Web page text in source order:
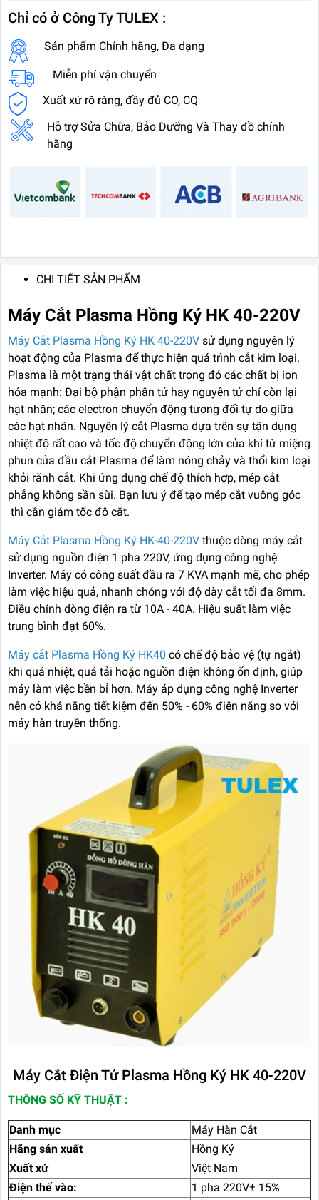
Chỉ có ở Công Ty TULEX :
Sản phẩm Chính hãng, Đa dạng
Miễn phí vận chuyển
Xuất xứ rõ ràng, đầy đủ CO, CQ
Hỗ trợ Sửa Chữa, Bảo Dưỡng Và Thay đồ chính
hãng
CHI TIẾT SẢN PHẨM
Máy Cắt Plasma Hồng Ký HK 40-220V
Máy Cắt Plasma Hồng Ký HK 40-220V sử dụng nguyên lý
hoạt động của Plasma để thực hiện quá trình cắt kim loại.
Plasma là một trạng thái vật chất trong đó các chất bị ion
hóa mạnh: Đại bộ phận phân tử hay nguyên tử chỉ còn lại
hạt nhân; các electron chuyển động tương đối tự do giữa
các hạt nhân. Nguyên lý cắt Plasma dựa trên sự tận dụng
nhiệt độ rất cao và tốc độ chuyển động lớn của khí từ miệng
phun của đầu cắt Plasma để làm nóng chảy và thổi kim loại
khỏi rãnh cắt. Khi ứng dụng chế độ thích hợp, mép cắt
phẳng không sần sùi. Bạn lưu ý để tạo mép cắt vuông góc
thì cần giảm tốc độ cắt.
Máy Cắt Plasma Hồng Ký HK-40-220V thuộc dòng máy cắt
sử dụng nguồn điện 1 pha 220V, ứng dụng công nghệ
Inverter. Máy có công suất đầu ra 7 KVA mạnh mẽ, cho phép
làm việc hiệu quả, nhanh chóng với độ dày cắt tối đa 8mm.
Điều chỉnh dòng điện ra từ 10A - 40A. Hiệu suất làm việc
trung bình đạt 60%.
Máy cắt Plasma Hồng Ký HK40 có chế độ bảo vệ (tự ngắt)
khi quá nhiệt, quá tải hoặc nguồn điện không ổn định, giúp
máy làm việc bền bỉ hơn. Máy áp dụng công nghệ Inverter
nên có khả năng tiết kiệm đến 50% - 60% điện năng so với
máy hàn truyền thống.
Máy Cắt Điện Tử Plasma Hồng Ký HK 40-220V
THÔNG SỐ KỸ THUẬT :
Danh mục
Máy Hàn Cắt
Hãng sản xuất
Hồng Ký
Xuất xứ
Việt Nam
Điện thế vào:
1 pha 220V± 15%